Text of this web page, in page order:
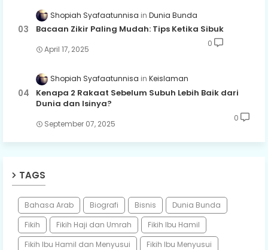
Shopiah Syafaatunnisa Dunia Bunda
Bacaan Zikir Paling Mudah: Tips Ketika Sibuk
April 17, 2025
0
Shopiah Syafaatunnisa Keislaman
Kenapa 2 Rakaat Sebelum Subuh Lebih Baik dari
Dunia dan Isinya?
September 07, 2025
0
TAGS
Bahasa Arab Biografi Bisnis
Dunia Bunda
Fikih
Fikih Haji dan Umrah
Fikih Ibu Hamil
Fikih Ibu Hamil dan Menyusui
Fikih Ibu Menyusui